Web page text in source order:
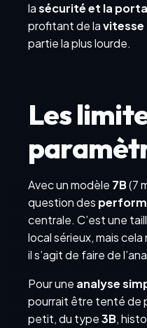
lasécurité et la
profitant de lavitesse
partie la plus lourde.
Les
Avec un modèle 7B(7
question des
centrale. C’est une
local sérieux, mais cela
il s’agit de faire de
Pour une analyse
pourrait être tenté de
petit, du type3B,